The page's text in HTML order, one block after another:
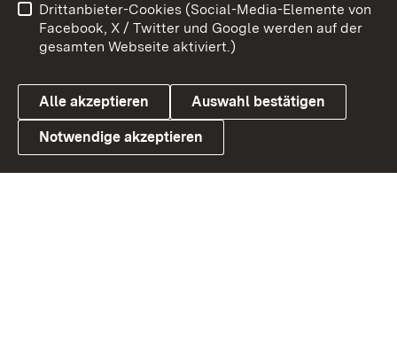
Link zum Landesportal
Barrierefreiheit
Datenschutz
Cookies
Drittanbieter-Cookies (Social-Media-Elemente von
Facebook, X / Twitter und Google werden auf der
gesamten Webseite aktiviert.)
Alle akzeptieren Auswahl bestätigen
Notwendige akzeptieren